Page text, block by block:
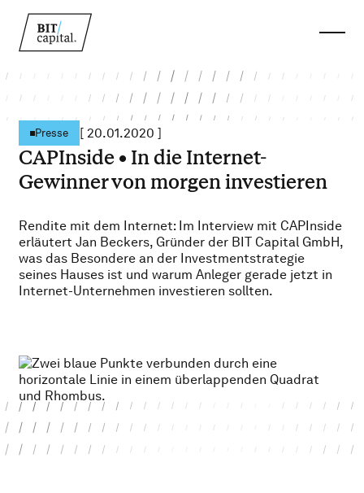
Presse [ 20.01.2020 ]
CAPInside • In die Internet-
Gewinner von morgen investieren
Rendite mit dem Internet: Im Interview mit CAPInside
erläutert Jan Beckers, Gründer der BIT Capital GmbH,
was das Besondere an der Investmentstrategie
seines Hauses ist und warum Anleger gerade jetzt in
Internet-Unternehmen investieren sollten.